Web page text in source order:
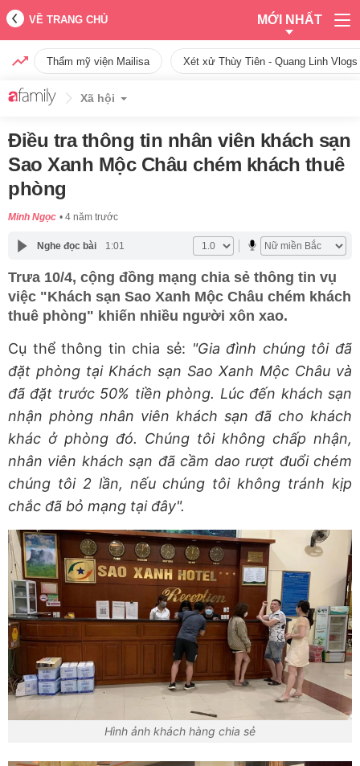
VỀ TRANG CHỦ MỚI NHẤT
Thẩm mỹ viện Mailisa Xét xử Thùy Tiên - Quang Linh
Xã hội
Điều tra thông tin nhân viên khách sạn
Sao Xanh Mộc Châu chém khách thuê
phòng
Minh Ngọc 4 năm trước
Nghe đọc bài 1:01
Trưa 10/4, cộng đồng mạng chia sẻ thông tin vụ
việc "Khách sạn Sao Xanh Mộc Châu chém khách
thuê phòng" khiến nhiều người xôn xao.
Cụ thể thông tin chia sẻ: "Gia đình chúng tôi đã
đặt phòng tại Khách sạn Sao Xanh Mộc Châu và
đã đặt trước 50% tiền phòng. Lúc đến khách sạn
nhận phòng nhân viên khách sạn đã cho khách
khác ở phòng đó. Chúng tôi không chấp nhận,
nhân viên khách sạn đã cầm dao rượt đuổi chém
chúng tôi 2 lần, nếu chúng tôi không tránh kịp
chắc đã bỏ mạng tại đây".
Hình ảnh khách hàng chia sẻ